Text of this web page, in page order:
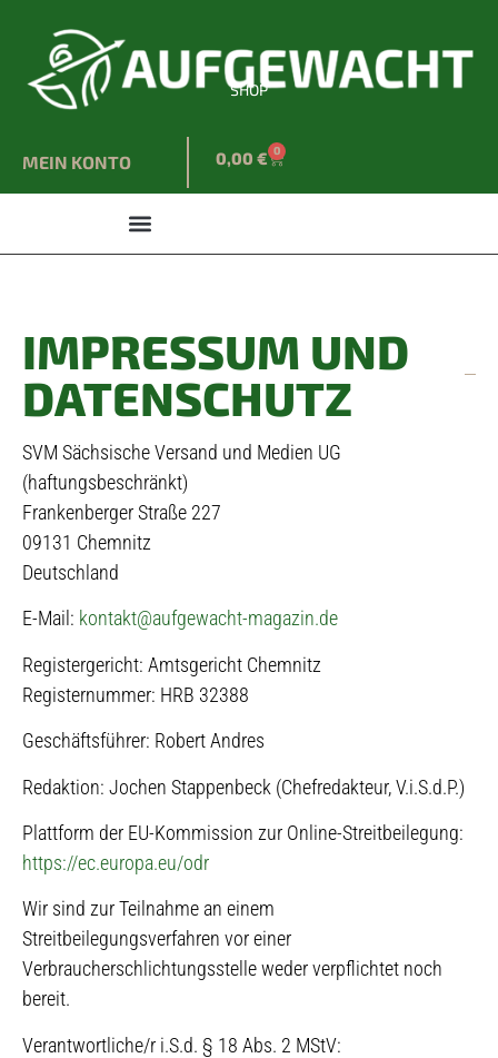
SHOP
MEIN KONTO 0,00 € 0
IMPRESSUM UND
DATENSCHUTZ
SVM Sächsische Versand und Medien UG
(haftungsbeschränkt)
Frankenberger Straße 227
09131 Chemnitz
Deutschland
E-Mail: kontakt@aufgewacht-magazin.de
Registergericht: Amtsgericht Chemnitz
Registernummer: HRB 32388
Geschäftsführer: Robert Andres
Redaktion: Jochen Stappenbeck (Chefredakteur, V.i.S.d.P.)
Plattform der EU-Kommission zur Online-Streitbeilegung:
https://ec.europa.eu/odr
Wir sind zur Teilnahme an einem
Streitbeilegungsverfahren vor einer
Verbraucherschlichtungsstelle weder verpflichtet noch
bereit.
Verantwortliche/r i.S.d. § 18 Abs. 2 MStV: